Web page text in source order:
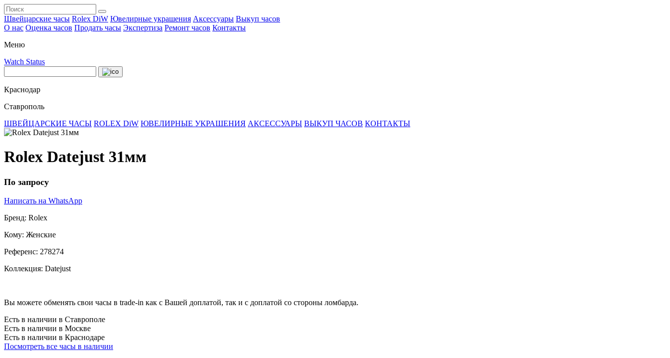
Швейцарские часы Rolex DiW Ювелирные украшения Аксессуары Выкуп часов
О нас Оценка часов Продать часы Экспертиза Ремонт часов Контакты
Меню
Watch Status
Краснодар
Ставрополь
ШВЕЙЦАРСКИЕ ЧАСЫ ROLEX DiW ЮВЕЛИРНЫЕ УКРАШЕНИЯ АКСЕССУАРЫ ВЫКУП ЧАСОВ КОНТАКТЫ
Rolex Datejust 31мм
По запросу
Написать на WhatsApp
Бренд: Rolex
Кому: Женские
Референс: 278274
Коллекция: Datejust
Вы можете обменять свои часы в trade-in как с Вашей доплатой, так и с доплатой со стороны ломбарда.
Есть в наличии в Ставрополе
Есть в наличии в Москве
Есть в наличии в Краснодаре
Посмотреть все часы в наличии